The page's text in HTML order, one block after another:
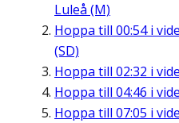
Luleå (M)
Hoppa till 00:54i
(SD)
Hoppa till 02:32 i
Hoppa till 04:46 i
Hoppa till 07:05 i